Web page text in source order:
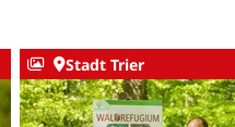
Stadt Trier